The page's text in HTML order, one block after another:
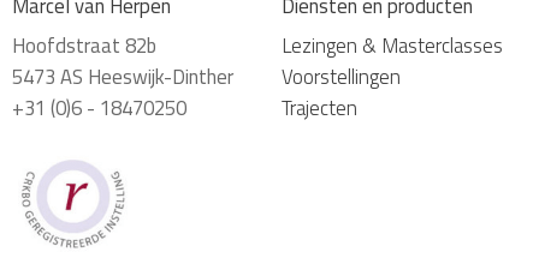
Hoofdstraat 82b
5473 AS Heeswijk-Dinther
+31 (0)6 - 18470250
Lezingen & Masterclasses
Voorstellingen
Trajecten